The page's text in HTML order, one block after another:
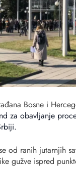
Bosne i
za obavljanje
od ranih jutarnjih
gužve ispred